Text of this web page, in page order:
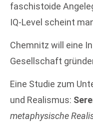
faschistoide
IQ-Level scheint
Chemnitz will eine
Gesellschaft
Eine Studie zum
und Realismus:
metaphysische